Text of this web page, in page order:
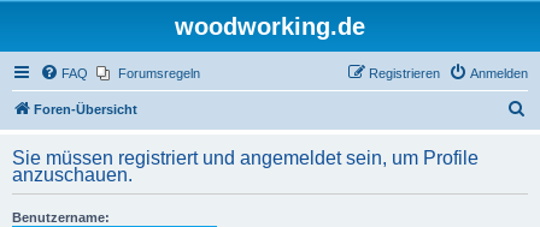
woodworking.de
FAQ Forumsregeln Anmelden
Registrieren
Foren-Übersicht
h
Sie müssen registriert und angemeldet sein, um Profile
anzuschauen.
Benutzername: